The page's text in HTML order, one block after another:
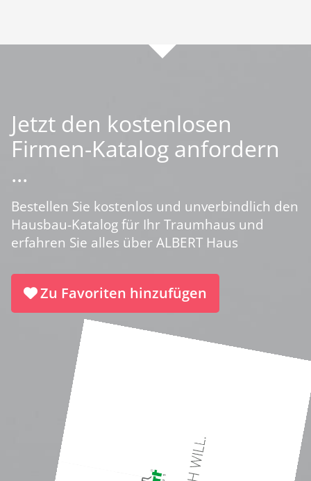
Jetzt den kostenlosen
Firmen-Katalog anfordern
...
Bestellen Sie kostenlos und unverbindlich den
Hausbau-Katalog für Ihr Traumhaus und
erfahren Sie alles über ALBERT Haus
Zu Favoriten hinzufügen